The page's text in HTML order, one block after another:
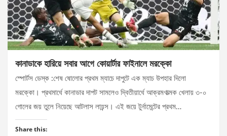
কানাডাকে হারিয়ে সবার আগে কোয়ার্টার ফাইনালে মরক্কো
স্পোর্টস ডেস্ক :শেষ ষোলোর প্রথম ম্যাচে দাপুটে এক ম্যাচ উপহার দিলো
মরক্কো। প্রথমার্ধে কানাডার দাপট সামলেও দ্বিতীয়ার্ধে আক্রমণাত্মক খেলায় ৩-০
গোলের জয় তুলে নিয়েছে আটলাস লায়ন্স। এই জয়ে টুর্নামেন্টের প্রথম…
Share this: